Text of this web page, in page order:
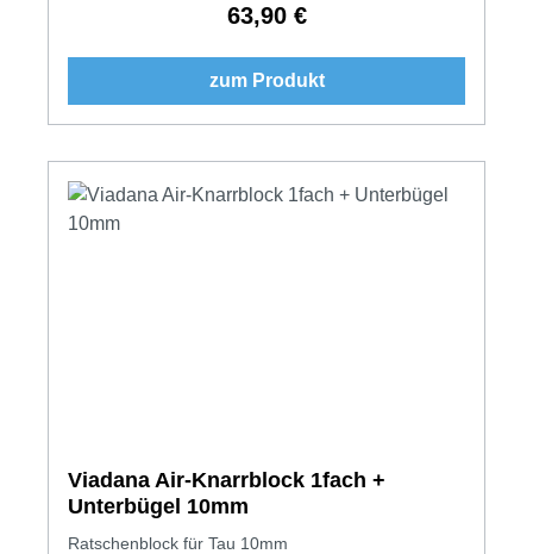
Regulärer Preis:
63,90 €
zum Produkt
Viadana Air-Knarrblock 1fach +
Unterbügel 10mm
Ratschenblock für Tau 10mm